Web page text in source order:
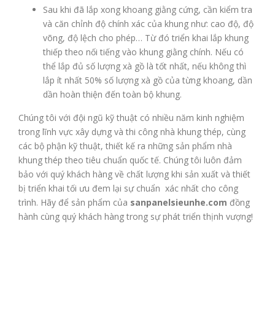
Sau khi đã lắp xong khoang giằng cứng, cần kiểm tra
và căn chỉnh độ chính xác của khung như: cao độ, độ
võng, độ lệch cho phép… Từ đó triển khai lắp khung
thiếp theo nối tiếng vào khung giằng chính. Nếu có
thể lắp đủ số lượng xà gồ là tốt nhất, nếu không thì
lắp ít nhất 50% số lượng xà gồ của từng khoang, dần
dần hoàn thiện đến toàn bộ khung.
Chúng tôi với đội ngũ kỹ thuật có nhiều năm kinh nghiệm
trong lĩnh vực xây dựng và thi công nhà khung thép, cùng
các bộ phận kỹ thuật, thiết kế ra những sản phẩm nhà
khung thép theo tiêu chuẩn quốc tế. Chúng tôi luôn đảm
bảo với quý khách hàng về chất lượng khi sản xuất và thiết
bị triển khai tối ưu đem lại sự chuẩn xác nhất cho công
trình. Hãy để sản phẩm của sanpanelsieunhe.com đồng
hành cùng quý khách hàng trong sự phát triển thịnh vượng!